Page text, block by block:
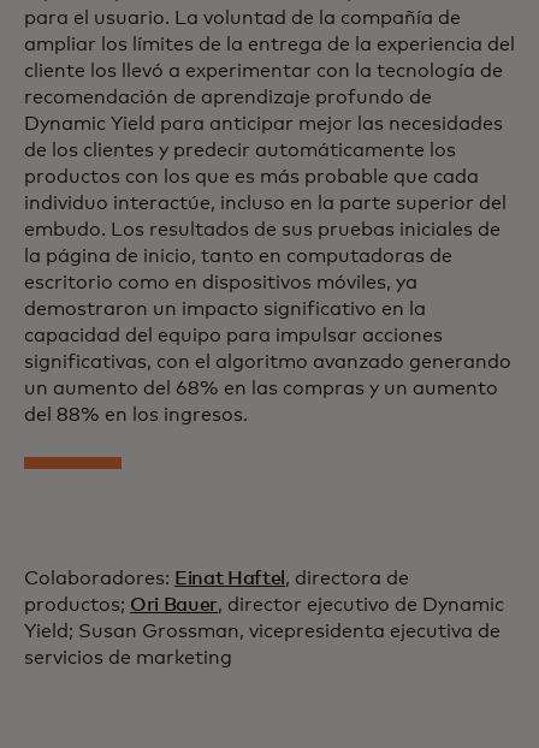
para el usuario. La voluntad de la compañía de
ampliar los límites de la entrega de la experiencia del
cliente los llevó a experimentar con la tecnología de
recomendación de aprendizaje profundo de
Dynamic Yield para anticipar mejor las necesidades
de los clientes y predecir automáticamente los
productos con los que es más probable que cada
individuo interactúe, incluso en la parte superior del
embudo. Los resultados de sus pruebas iniciales de
la página de inicio, tanto en computadoras de
escritorio como en dispositivos móviles, ya
demostraron un impacto significativo en la
capacidad del equipo para impulsar acciones
significativas, con el algoritmo avanzado generando
un aumento del 68% en las compras y un aumento
del 88% en los ingresos.
Colaboradores: Einat Haftel , directora de
productos; Ori Bauer, director ejecutivo de Dynamic
Yield; Susan Grossman, vicepresidenta ejecutiva de
servicios de marketing